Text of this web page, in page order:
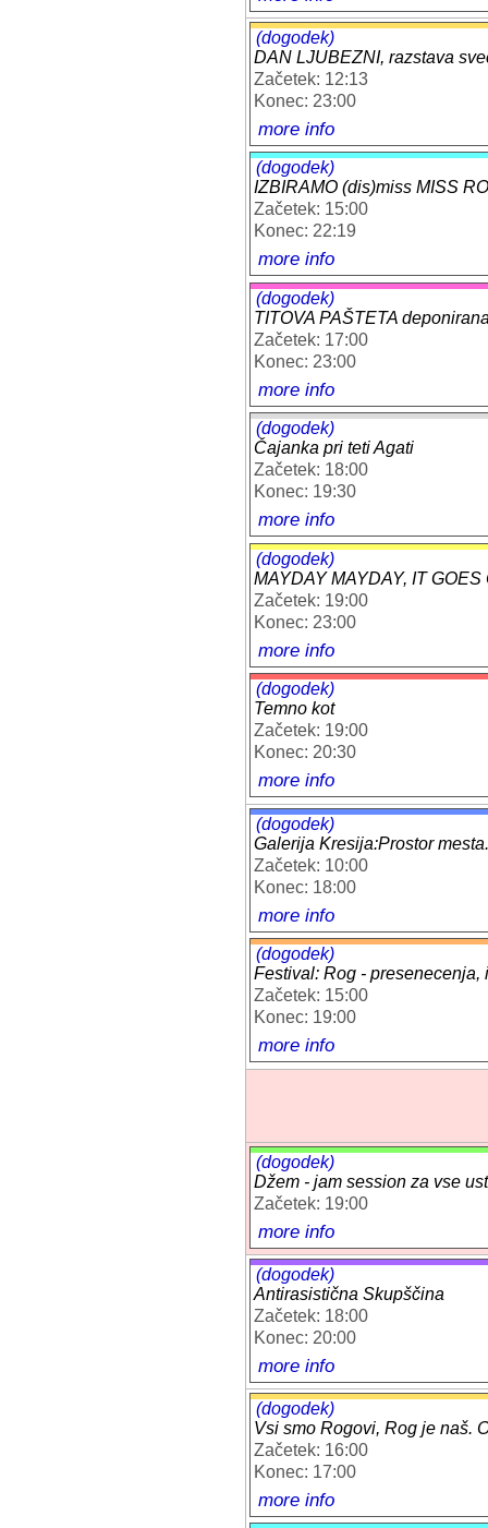
(dogodek)
DAN LJUBEZNI, razstava
Začetek: 12:13
Konec: 23:00
more info
(dogodek)
IZBIRAMO (dis)miss MISS
Začetek: 15:00
Konec: 22:19
more info
(dogodek)
TITOVA PAŠTETA
Začetek: 17:00
Konec: 23:00
more info
(dogodek)
Čajanka pri teti Agati
Začetek: 18:00
Konec: 19:30
more info
(dogodek)
MAYDAY MAYDAY, IT GOES
Začetek: 19:00
Konec: 23:00
more info
(dogodek)
Temno kot
Začetek: 19:00
Konec: 20:30
more info
(dogodek)
Galerija Kresija:Prostor
Začetek: 10:00
Konec: 18:00
more info
(dogodek)
Festival: Rog - presenecenja,
Začetek: 15:00
Konec: 19:00
more info
(dogodek)
Džem - jam session za vse
Začetek: 19:00
more info
(dogodek)
Antirasistična Skupščina
Začetek: 18:00
Konec: 20:00
more info
(dogodek)
Vsi smo Rogovi, Rog je naš.
Začetek: 16:00
Konec: 17:00
more info